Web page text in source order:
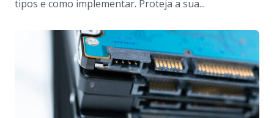
tipos e como implementar. Proteja a sua...